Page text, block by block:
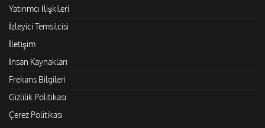
Yatırımcı İlişkileri
İzleyici Temsilcisi
İletişim
İnsan Kaynakları
Frekans Bilgileri
Gizlilik Politikası
Çerez Politikası